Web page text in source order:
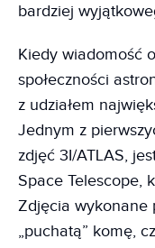
bardziej
Kiedy wiadomość
społeczności
z udziałem
Jednym z
zdjęć 3I/ATLAS,
Space Telescope,
Zdjęcia wykonane
„puchatą” komę,